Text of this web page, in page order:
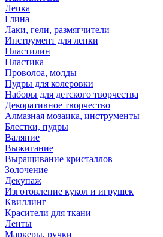
Лепка
Глина
Лаки, гели, размягчители
Инструмент для лепки
Пластилин
Пластика
Проволоа, молды
Пудры для колеровки
Наборы для детского творчества
Декоративное творчество
Алмазная мозаика, инструменты
Блестки, пудры
Валяние
Выжигание
Выращивание кристаллов
Золочение
Декупаж
Изготовление кукол и игрушек
Квиллинг
Красители для ткани
Ленты
Маркеры, ручки